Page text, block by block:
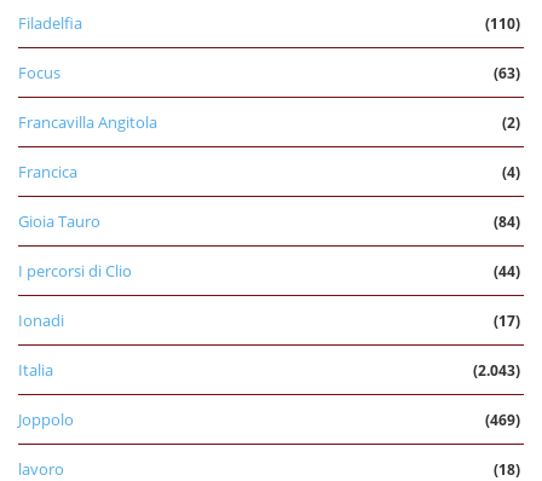
Filadelfia (110)
Focus (63)
Francavilla Angitola (2)
Francica (4)
Gioia Tauro (84)
I percorsi di Clio (44)
Ionadi (17)
Italia (2.043)
Joppolo (469)
lavoro (18)